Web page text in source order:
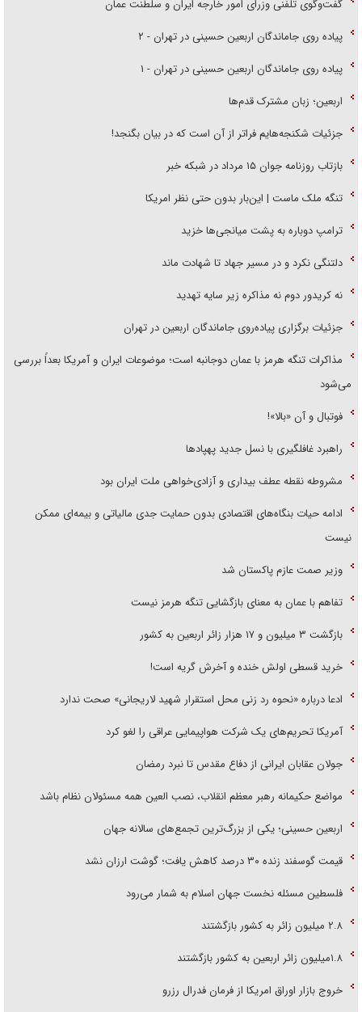
گفت‌وگوی تلفنی وزرای امور خارجه ایران و سلطنت عمان
پیاده روی جاماندگان اربعین حسینی در تهران - ۲
پیاده روی جاماندگان اربعین حسینی در تهران - ۱
اربعین؛ زبان مشترک قدم‌ها
جزئیات شکنجه‌هایم فراتر از آن است که در بیان بگنجد!
بازتاب روزنامه جوان ۱۵ مرداد در شبکه خبر
تنگه ملک ماست | این‌بار بدون حتی نظر امریکا
ترامپ دوباره به پشت میانجی‌ها خزید
دلتنگی نکرد و در مسیر جهاد تا شهادت ماند
نه کریدور دوم نه مذاکره زیر سایه تهدید
جزئیات برگزاری پیاده‌روی جاماندگان اربعین در تهران
مذاکرات تنگه هرمز با عمان دوجانبه است؛ موضوعات ایران و آمریکا بعداً بررسی
می‌شود
فوتبال و آن «بالا»!
راهبرد غافلگیری با نسل جدید پهپاد‌ها
مشروطه نقطه عطف بیداری و آزادی‌خواهی ملت ایران بود
ادامه حیات بنگاه‌های اقتصادی بدون حمایت جدی مالیاتی و بیمه‌ای ممکن
نیست
وزیر صمت عازم پاکستان شد
تفاهم با عمان به معنای بازگشایی تنگه هرمز نیست
بازگشت ۳ میلیون و ۱۷ هزار زائر اربعین به کشور
خرید قسطی اولش خنده و آخرش گریه است!
ادعا درباره «نحوه رد زنی محل استقرار شهید لاریجانی» صحت ندارد
آمریکا تحریم‌های یک شرکت هواپیمایی عراقی را لغو کرد
جولان عقابان ایرانی از دفاع مقدس تا نبرد رمضان
مواضع حکیمانه رهبر معظم انقلاب، نصب العین همه مسئولان نظام باشد
اربعین حسینی؛ یکی از بزرگ‌ترین تجمع‌های سالانه جهان
قیمت گوسفند زنده ۳۰ درصد کاهش یافت؛ گوشت ارزان نشد
فلسطین مسئله نخست جهان اسلام به شمار می‌رود
۲.۸ میلیون زائر به کشور بازگشتند
۱.۸میلیون زائر اربعین به کشور بازگشتند
خروج بازار اوراق امریکا از فرمان فدرال رزرو